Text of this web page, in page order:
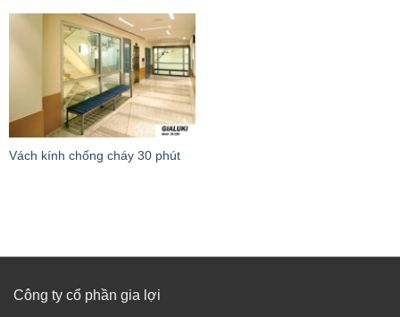
Vách kính chống cháy 30 phút
Công ty cổ phần gia lợi